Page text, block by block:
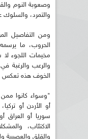
وصعوبة النوم
والتمرد، والسلوك
ومن التفاصيل
الحروب، ما
مخيمات اللجوء لا
والرعب والرغبة
الخوف هذه تعكس
"وسواء كانوا
أو الأردن أو
سوريا أو العراق
الاكتئاب،
والقلق والعصبية